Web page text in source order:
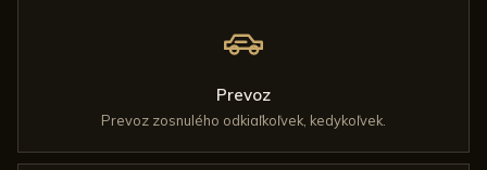
Prevoz
Prevoz zosnulého odkiaľkoľvek, kedykoľvek.